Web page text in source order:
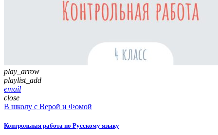
play_arrow
playlist_add
email
close
В школу с Верой и Фомой
Контрольная работа по Русскому языку